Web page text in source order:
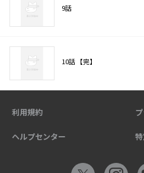
9話
10話 【完】
利用規約
ヘルプセンター